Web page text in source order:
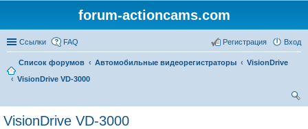
forum-actioncams.com
Ссылки FAQ Вход
Регистрация
Список форумов Автомобильные видеорегистраторы
VisionDrive
VisionDrive VD-3000
VisionDrive VD-3000